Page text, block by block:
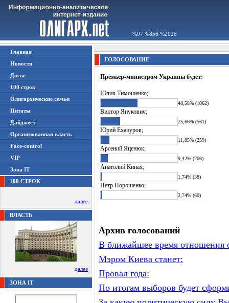
%07 %856 %2026
Главная
Новости
Досье
100 строк
Олигархические семьи
Цитаты
Дайджест
Организованная власть
Face-control
VIP
Зона IT
100 СТРОК
далее
ВЛАСТЬ
далее
ЗОНА IT
ГОЛОСОВАНИЕ
Премьер-министром Украины будет:
Юлия Тимошенко;
48,58% (1062)
Виктор Янукович;
25,66% (561)
Юрий Ехануров;
11,85% (259)
Арсений Яценюк;
9,42% (206)
Анатолий Кинах;
1,74% (38)
Петр Порошенко;
2,74% (60)
Архив голосований
В ближайшее время отношения
Мэром Киева станет:
Провал года:
По итогам выборов будет